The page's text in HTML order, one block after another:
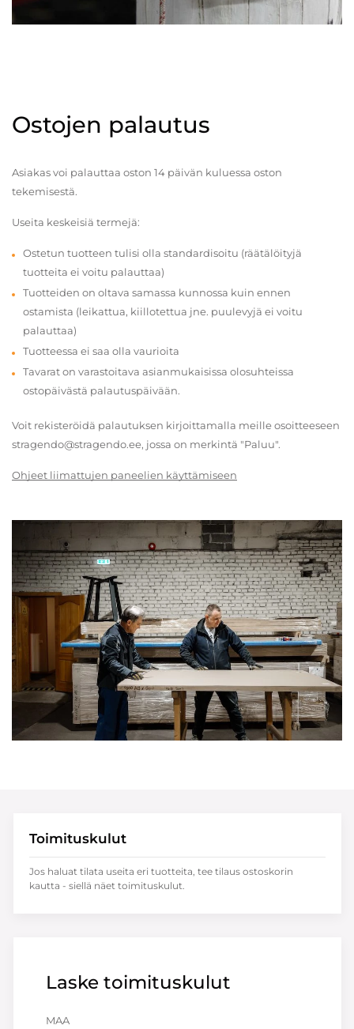
Ostojen palautus
Asiakas voi palauttaa oston 14 päivän kuluessa oston
tekemisestä.
Useita keskeisiä termejä:
Ostetun tuotteen tulisi olla standardisoitu (räätälöityjä
tuotteita ei voitu palauttaa)
Tuotteiden on oltava samassa kunnossa kuin ennen
ostamista (leikattua, kiillotettua jne. puulevyjä ei voitu
palauttaa)
Tuotteessa ei saa olla vaurioita
Tavarat on varastoitava asianmukaisissa olosuhteissa
ostopäivästä palautuspäivään.
Voit rekisteröidä palautuksen kirjoittamalla meille osoitteeseen
stragendo@stragendo.ee, jossa on merkintä "Paluu".
Ohjeet liimattujen paneelien käyttämiseen
Laske toimituskulut
MAA
Toimituskulut
Jos haluat tilata useita eri tuotteita, tee tilaus ostoskorin
kautta - siellä näet toimituskulut.